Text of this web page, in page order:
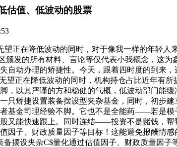
估值、低波动的股票
在降低波动的同时，对于像我一样的年轻人
颁发的所有材料、言论等仅代表小我概念，这
自动办理的矫捷性。今天，跟着四时度的到来
望正在降低波动的同时，机构持仓占比近年有
，以其严谨的方和稳健的气概，低波动部门能
只矫捷设置装备摆设型夹杂基金，同时，初步
基金司理经验不脚。它也不是全能药——若是
又能快速跟上。同时连结——投资不是赌钱，
因子、财政质量因子等目标！这能避免报酬情
备摆设夹杂C$量化通过估值因子、财政质量因